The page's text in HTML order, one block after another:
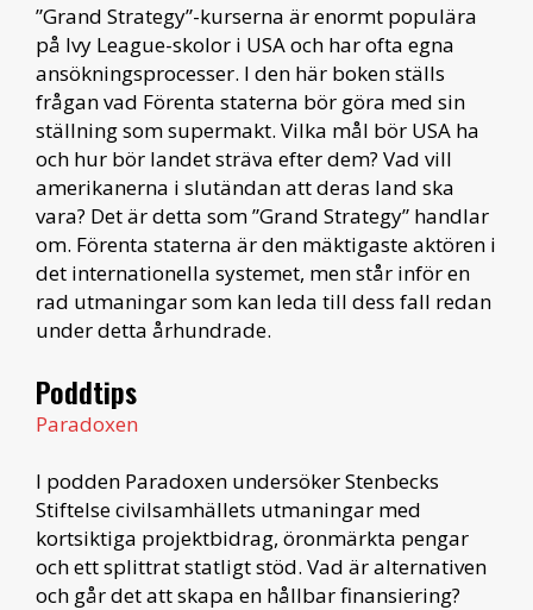
”Grand Strategy”-kurserna är enormt populära
på Ivy League-skolor i USA och har ofta egna
ansökningsprocesser. I den här boken ställs
frågan vad Förenta staterna bör göra med sin
ställning som supermakt. Vilka mål bör USA ha
och hur bör landet sträva efter dem? Vad vill
amerikanerna i slutändan att deras land ska
vara? Det är detta som ”Grand Strategy” handlar
om. Förenta staterna är den mäktigaste aktören i
det internationella systemet, men står inför en
rad utmaningar som kan leda till dess fall redan
under detta århundrade.
Poddtips
Paradoxen
I podden Paradoxen undersöker Stenbecks
Stiftelse civilsamhällets utmaningar med
kortsiktiga projektbidrag, öronmärkta pengar
och ett splittrat statligt stöd. Vad är alternativen
och går det att skapa en hållbar finansiering?